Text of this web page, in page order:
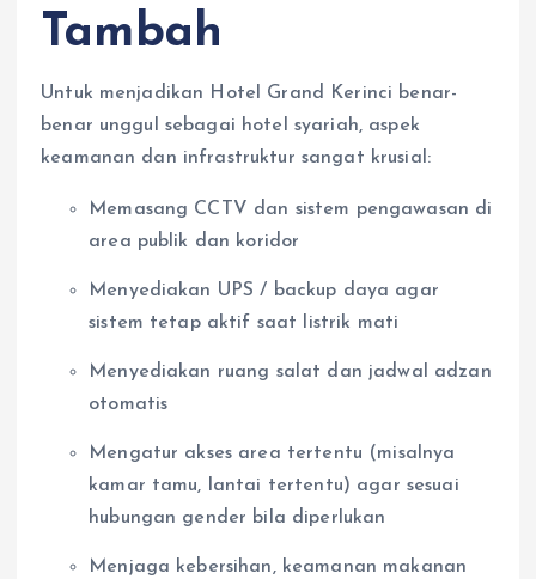
Tambah
Untuk menjadikan Hotel Grand Kerinci benar-
benar unggul sebagai hotel syariah, aspek
keamanan dan infrastruktur sangat krusial:
Memasang CCTV dan sistem pengawasan di
area publik dan koridor
Menyediakan UPS / backup daya agar
sistem tetap aktif saat listrik mati
Menyediakan ruang salat dan jadwal adzan
otomatis
Mengatur akses area tertentu (misalnya
kamar tamu, lantai tertentu) agar sesuai
hubungan gender bila diperlukan
Menjaga kebersihan, keamanan makanan